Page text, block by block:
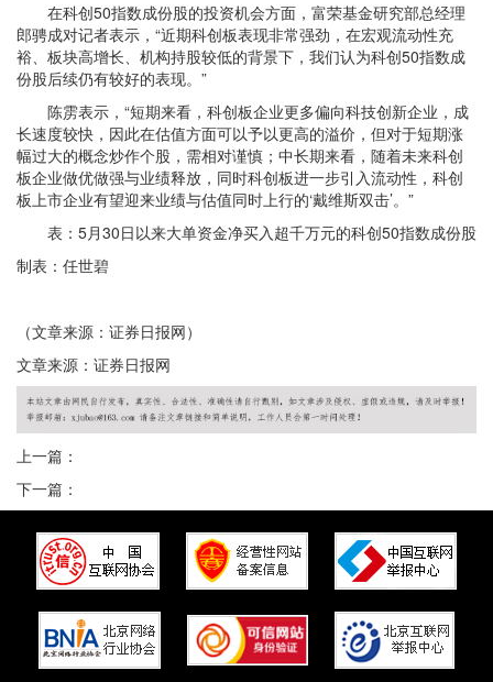
在科创50指数成份股的投资机会方面，富荣基金研究部总经理
郎骋成对记者表示，“近期科创板表现非常强劲，在宏观流动性充
裕、板块高增长、机构持股较低的背景下，我们认为科创50指数成
份股后续仍有较好的表现。”
陈雳表示，“短期来看，科创板企业更多偏向科技创新企业，成
长速度较快，因此在估值方面可以予以更高的溢价，但对于短期涨
幅过大的概念炒作个股，需相对谨慎；中长期来看，随着未来科创
板企业做优做强与业绩释放，同时科创板进一步引入流动性，科创
板上市企业有望迎来业绩与估值同时上行的‘戴维斯双击’。”
表：5月30日以来大单资金净买入超千万元的科创50指数成份股
制表：任世碧
（文章来源：证券日报网）
文章来源：证券日报网
上一篇：
下一篇：